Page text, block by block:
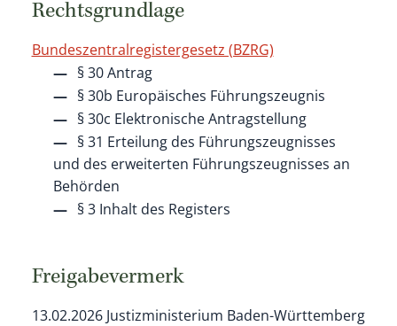
Rechtsgrundlage
Bundeszentralregistergesetz (BZRG)
§ 30 Antrag
§ 30b Europäisches Führungszeugnis
§ 30c Elektronische Antragstellung
§ 31 Erteilung des Führungszeugnisses
und des erweiterten Führungszeugnisses an
Behörden
§ 3 Inhalt des Registers
Freigabevermerk
13.02.2026 Justizministerium Baden-Württemberg